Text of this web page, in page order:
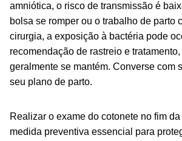
amniótica, o risco de transmissão é
bolsa se romper ou o trabalho de parto
cirurgia, a exposição à bactéria pode
recomendação de rastreio e
geralmente se mantém. Converse com
seu plano de parto.
Realizar o exame do cotonete no fim
medida preventiva essencial para